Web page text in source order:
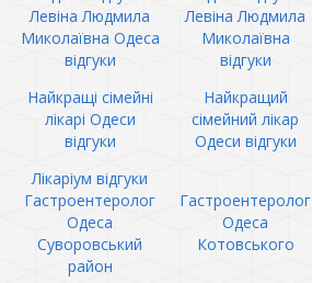
Левіна Людмила
Миколаївна Одеса
відгуки
Левіна Людмила
Миколаївна
відгуки
Найкращі сімейні
лікарі Одеси
відгуки
Найкращий
сімейний лікар
Одеси відгуки
Лікаріум відгуки
Гастроентеролог
Одеса
Суворовський
район
Гастроентеролог
Одеса
Котовського